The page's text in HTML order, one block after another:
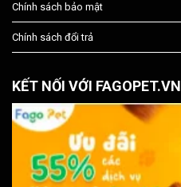
Chính sách bảo mật
Chính sách đổi trả
KẾT NỐI VỚI FAGOPET.VN